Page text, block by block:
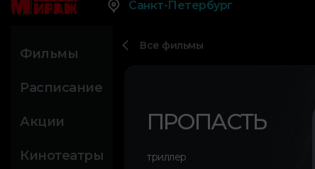
Санкт-Петербург
Фильмы
Расписание
Акции
Кинотеатры
Все фильмы
ПРОПАСТЬ
триллер